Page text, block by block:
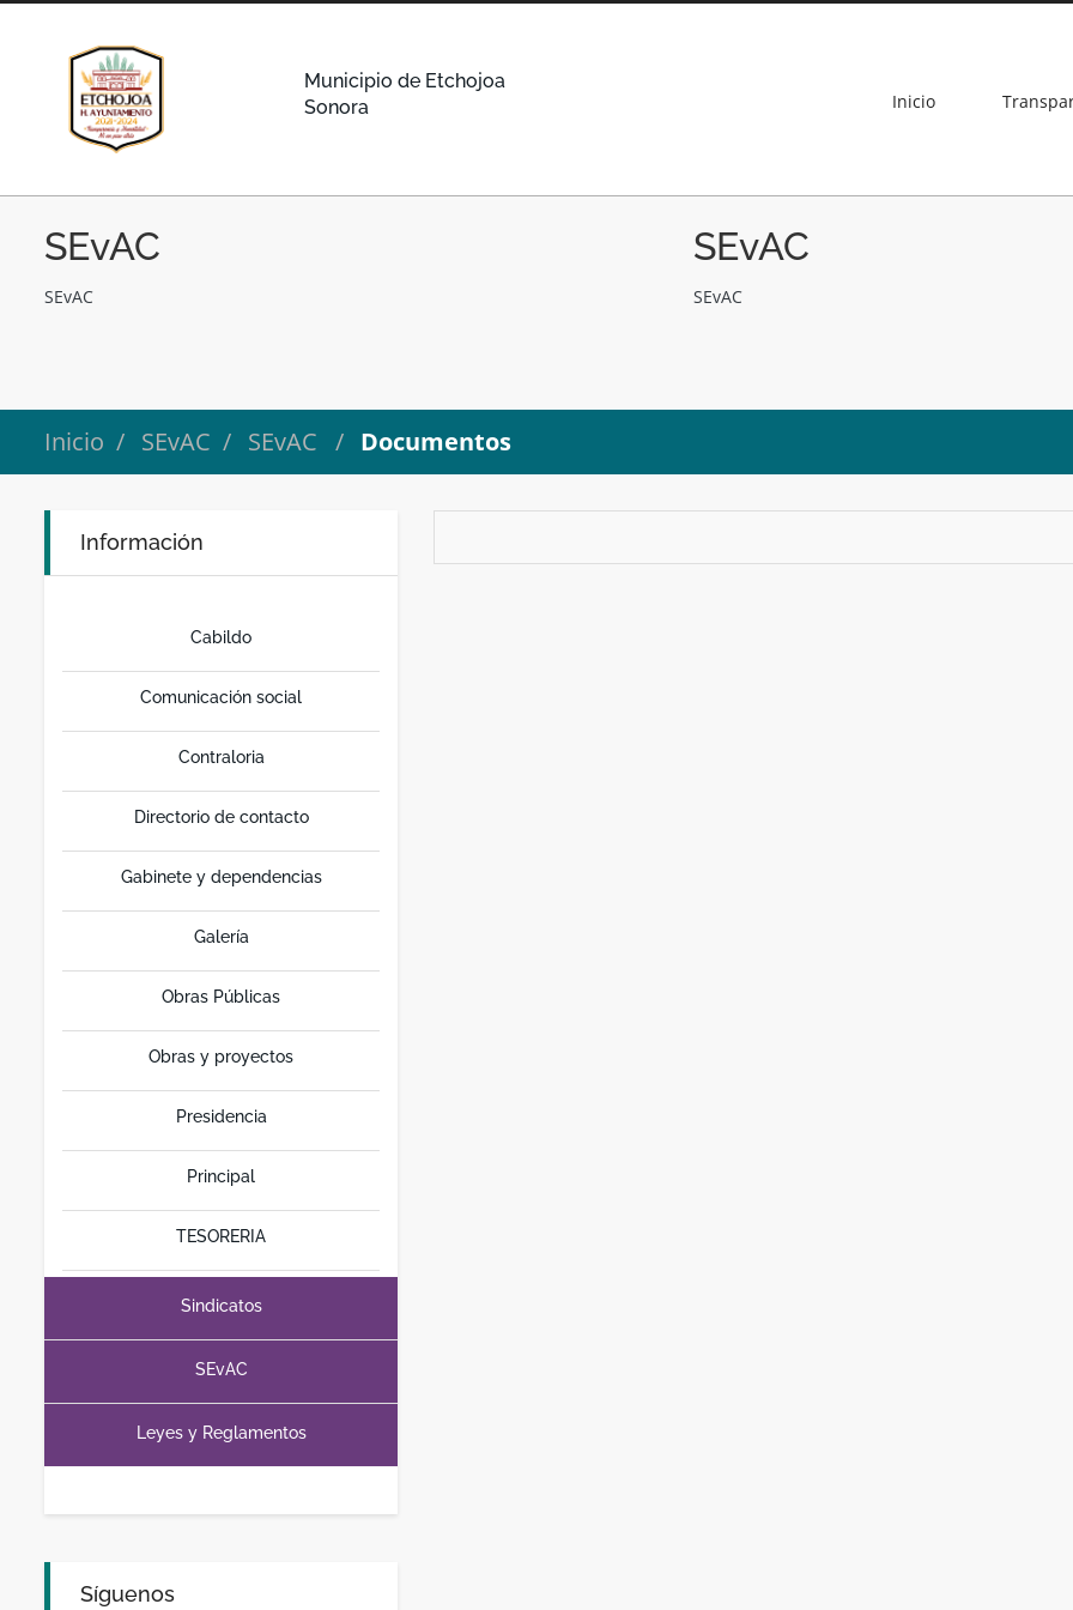
Municipio de Etchojoa
Sonora
Inicio
SEvAC
SEvAC
SEvAC
SEvAC
Inicio SEvAC SEvAC Documentos
Información
Cabildo
Comunicación social
Contraloria
Directorio de contacto
Gabinete y dependencias
Galería
Obras Públicas
Obras y proyectos
Presidencia
Principal
TESORERIA
Sindicatos
SEvAC
Leyes y Reglamentos
Síguenos